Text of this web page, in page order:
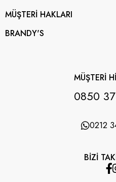
MÜŞTERİ HAKLARI
BRANDY'S
MÜŞTERİ
0850
0212
BİZİ